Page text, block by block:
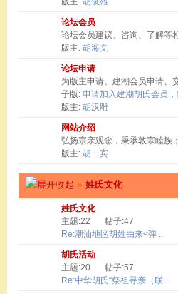
论坛会员
论坛会员建议、咨询、了解等
版主: 胡海文
论坛申请
为版主申请、建潮会员申请、
子版: 申请加入建潮胡氏会员，
版主: 胡汉雕
网站介绍
弘扬宗亲观念，秉承敦宗睦族
版主: 胡一宾
» 姓氏文化
姓氏文化
主题:22
帖子:47
Re:潮汕地区胡姓由来<弹 ..
胡氏活动
主题:20
帖子:57
Re:中华胡氏“祭祖寻亲（联 ..